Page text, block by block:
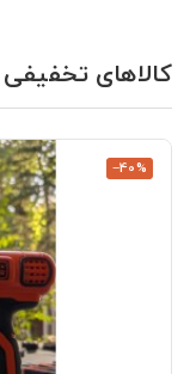
کالاهای تخفیفی
‎−40%